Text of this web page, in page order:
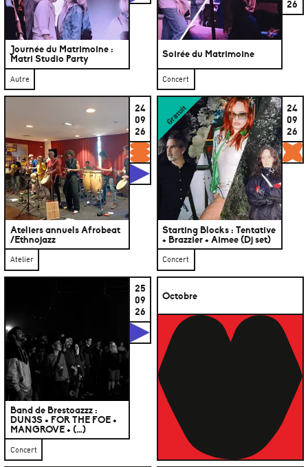
Journée du Matrimoine :
Matri Studio Party
Autre
Soirée du Matrimoine
26
Concert
Ateliers annuels Afrobeat
/Ethnojazz
24
09
26
Formations
Studios
Atelier
Gratuit
Starting Blocks : Tentative
+ Brazzier + Aimee (Dj set)
24
09
26
Concert
Band de Brestoazzz :
DUN3S + FOR THE FOE +
MANGROVE + (…)
25
09
26
Studios
Concert
Octobre